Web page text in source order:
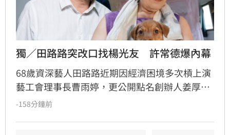
獨／田路路突改口找楊光友　許常德爆內幕
68歲資深藝人田路路近期因經濟困境多次槓上演
藝工會理事長曹雨婷，更公開點名創辦人姜厚任
出面，事後卻發文坦言搞錯對象，真正想找的是
-158分鐘前